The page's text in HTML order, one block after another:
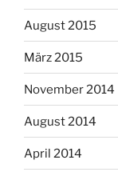
August 2015
März 2015
November 2014
August 2014
April 2014